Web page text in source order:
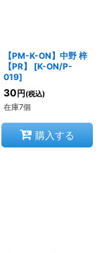
【PM-K-ON】中野 梓
【PR】
[K-ON/P-
019]
30 円 (税込)
在庫7個
購入する